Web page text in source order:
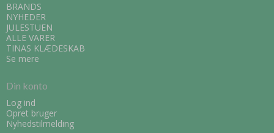
BRANDS
NYHEDER
JULESTUEN
ALLE VARER
TINAS KLÆDESKAB
Se mere
Din konto
Log ind
Opret bruger
Nyhedstilmelding